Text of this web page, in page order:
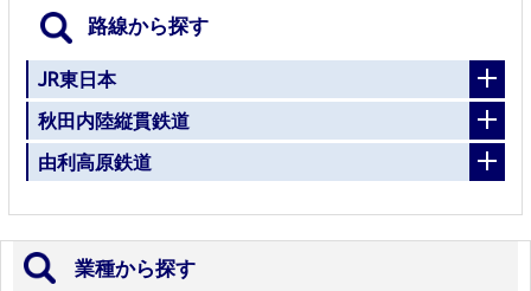
路線から探す
JR東日本
秋田内陸縦貫鉄道
由利高原鉄道
業種から探す